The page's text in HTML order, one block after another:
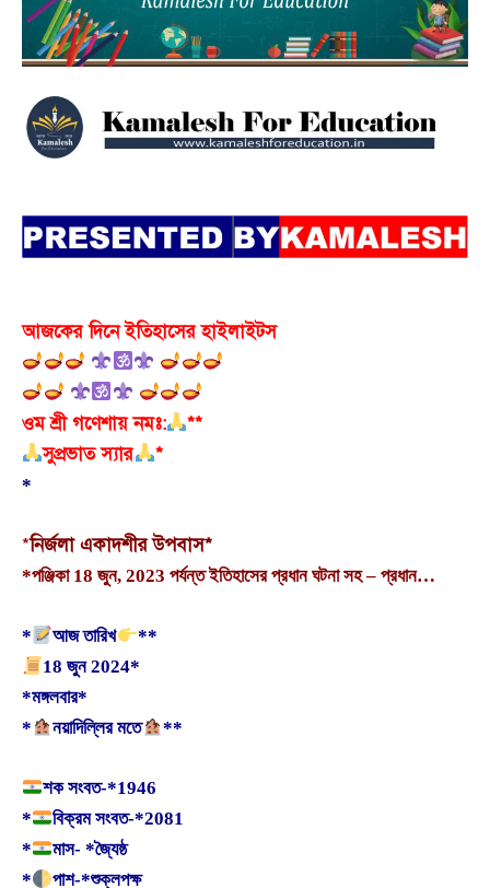
আজকের দিনে ইতিহাসের হাইলাইটস
ওম শ্রী গণেশায় নমঃ:
**
সুপ্রভাত স্যার
*
*
*নির্জলা একাদশীর উপবাস*
*পঞ্জিকা 18 জুন, 2023 পর্যন্ত ইতিহাসের প্রধান ঘটনা সহ – প্রধান…
* আজ তারিখ
**
18 জুন 2024*
*মঙ্গলবার*
*
নয়াদিল্লির মতে **
শক সংবত-*1946
*
বিক্রম সংবত-*2081
*
মাস- *জ্যৈষ্ঠ
*
পাশ-*শুক্লপক্ষ